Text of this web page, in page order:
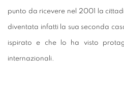
punto da ricevere nel 2001 la
diventata infatti la sua seconda
ispirato e che lo ha visto
internazionali.